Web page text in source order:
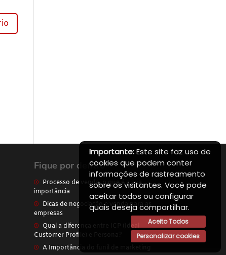
Fique por dentro
Processo de venda, o que é a sua
importância
Dicas de negociação e venda para as
empresas
Qual a diferença entre ICP (Ideal
Customer Profile) e Persona?
A Importância do funil de marketing
Importante:Este site faz uso de
cookies que podem conter
informações de rastreamento
sobre os visitantes. Você pode
aceitar todos ou configurar
quais deseja compartilhar.
Aceito Todos
Personalizar cookies